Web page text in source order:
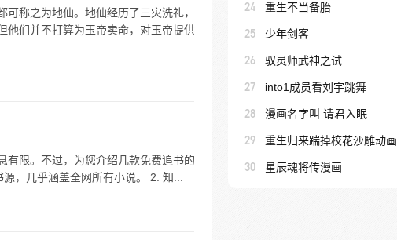
称之为地仙。地仙经历了三灾洗礼，
他们并不打算为玉帝卖命，对玉帝提供
有限。不过，为您介绍几款免费追书的
，几乎涵盖全网所有小说。 2. 知...
24 重生不当备胎
25 少年剑客
26 驭灵师武神之试
27 into1成员看刘宇跳舞
28 漫画名字叫 请君入眠
29 重生归来踹掉校花沙雕动画
30 星辰魂将传漫画